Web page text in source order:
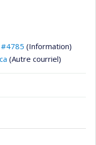
(Information)
(Autre courriel)